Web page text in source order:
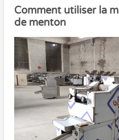
Comment utiliser la
de menton